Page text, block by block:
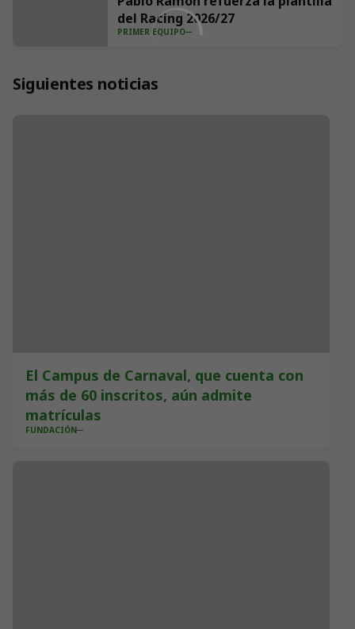
del Racing 2026/27
PRIMER EQUIPO
Siguientes noticias
El Campus de Carnaval, que cuenta con
más de 60 inscritos, aún admite
matrículas
FUNDACIÓN